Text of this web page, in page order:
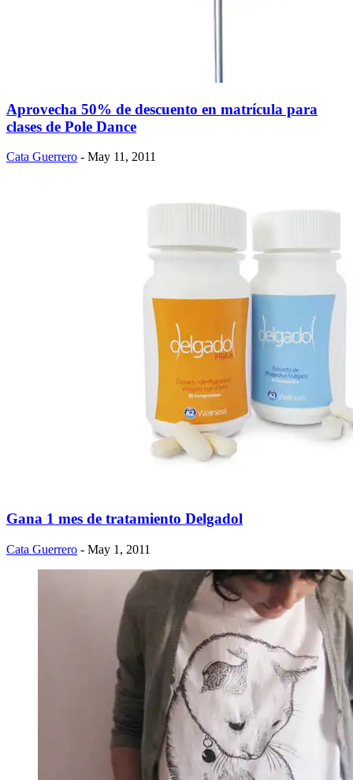
Aprovecha 50% de descuento en matrícula para
clases de Pole Dance
Cata Guerrero - May 11, 2011
Gana 1 mes de tratamiento Delgadol
Cata Guerrero - May 1, 2011